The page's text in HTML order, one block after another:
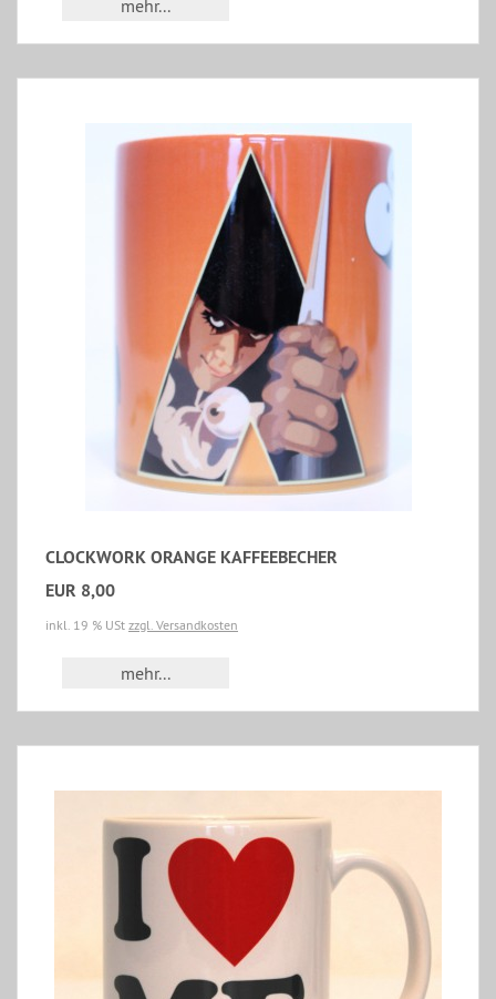
mehr...
CLOCKWORK ORANGE KAFFEEBECHER
EUR 8,00
inkl. 19 % USt zzgl. Versandkosten
mehr...